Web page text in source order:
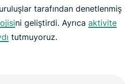
tarafından denetlenmiş
ni geliştirdi. Ayrıca aktivite
tutmuyoruz.